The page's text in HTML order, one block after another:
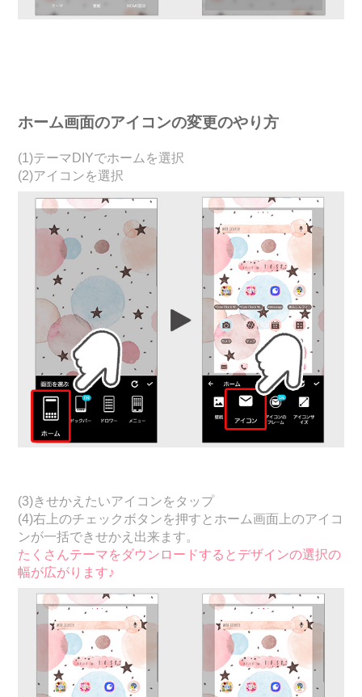
ホーム画面のアイコンの変更のやり方
(1)テーマDIYでホームを選択
(2)アイコンを選択
(3)きせかえたいアイコンをタップ
(4)右上のチェックボタンを押すとホーム画面上のアイコ
ンが一括できせかえ出来ます。
たくさんテーマをダウンロードするとデザインの選択の
幅が広がります♪